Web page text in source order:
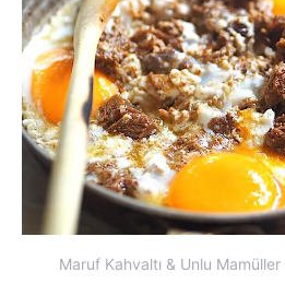
Maruf Kahvaltı & Unlu Mamüller